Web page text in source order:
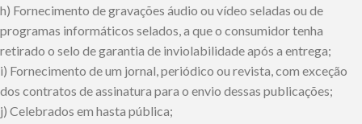
h) Fornecimento de gravações áudio ou vídeo seladas ou de
programas informáticos selados, a que o consumidor tenha
retirado o selo de garantia de inviolabilidade após a entrega;
i) Fornecimento de um jornal, periódico ou revista, com exceção
dos contratos de assinatura para o envio dessas publicações;
j) Celebrados em hasta pública;